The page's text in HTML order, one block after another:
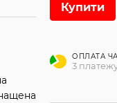
Купити
ОПЛАТА
3